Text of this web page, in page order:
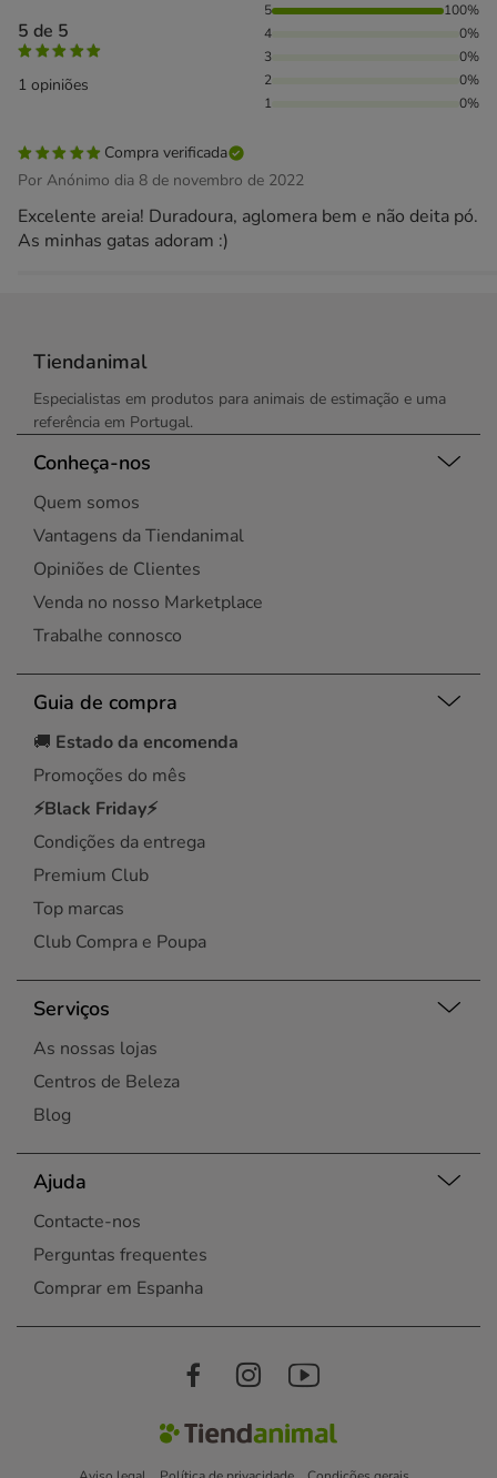
5 de 5
1 opiniões
100% das pessoas avaliaram com 5 estrelas,
5
100%
4
0%
3
0%
2
0%
1
0%
Compra verificada
Por Anónimo dia 8 de novembro de 2022
Excelente areia! Duradoura, aglomera bem e não deita pó.
As minhas gatas adoram :)
Tiendanimal
Especialistas em produtos para animais de estimação e uma
referência em Portugal.
Conheça-nos
Quem somos
Vantagens da Tiendanimal
Opiniões de Clientes
Venda no nosso Marketplace
Trabalhe connosco
Guia de compra
🚚 Estado da encomenda
Promoções do mês
⚡Black Friday⚡
Condições da entrega
Premium Club
Top marcas
Club Compra e Poupa
Serviços
As nossas lojas
Centros de Beleza
Blog
Ajuda
Contacte-nos
Perguntas frequentes
Comprar em Espanha